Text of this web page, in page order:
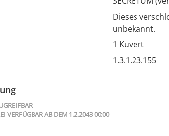
Dieses
unbekannt.
1 Kuvert
1.3.1.23.155
VERFÜGBAR AB DEM 1.2.2043 00:00